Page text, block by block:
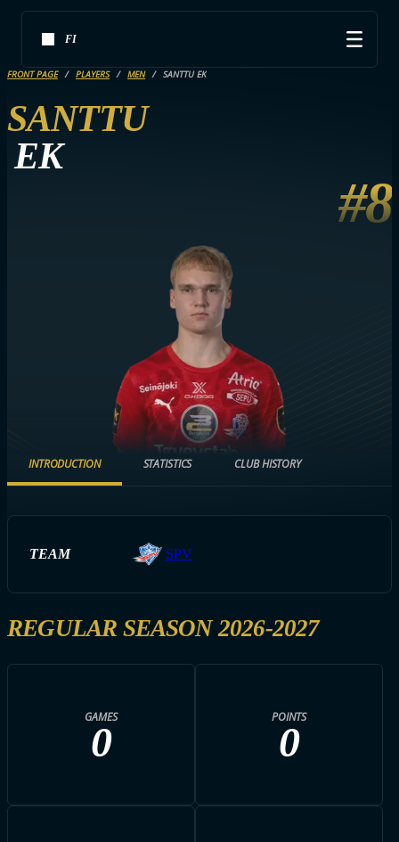
FI
FRONT PAGE PLAYERS MEN SANTTU EK
SANTTU
EK
#8
INTRODUCTION STATISTICS CLUB HISTORY
TEAM SPV
REGULAR SEASON 2026-2027
GAMES
0
POINTS
0